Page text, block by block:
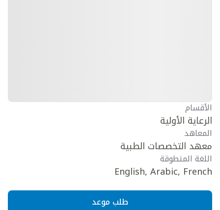
الأقسام
الرعاية الأولية
المعاهد
معهد التخصصات الطبية
اللغة المنطوقة
English, Arabic, French
طلب موعد